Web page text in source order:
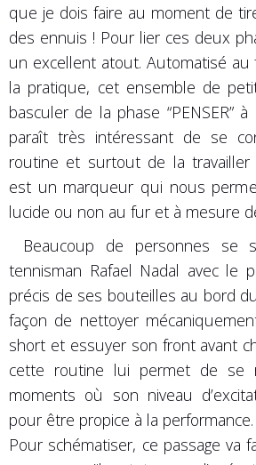
que je dois faire au moment de
des ennuis ! Pour lier ces deux
un excellent atout. Automatisé
la pratique, cet ensemble de
basculer de la phase “PENSER” à
paraît très intéressant de se
routine et surtout de la travailler
est un marqueur qui nous
lucide ou non au fur et à mesure
Beaucoup de personnes se
tennisman Rafael Nadal avec le
précis de ses bouteilles au bord
façon de nettoyer
short et essuyer son front avant
cette routine lui permet de se
moments où son niveau
pour être propice à la performance.
Pour schématiser, ce passage va